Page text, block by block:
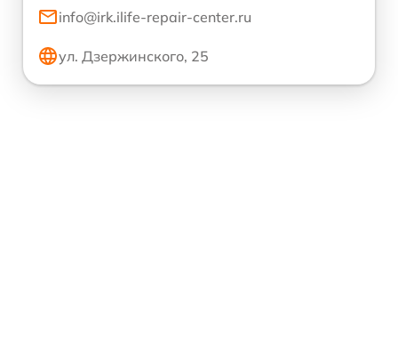
info@irk.ilife-repair-center.ru
ул. Дзержинского, 25